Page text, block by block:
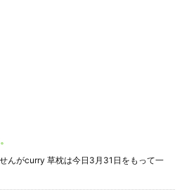
んがcurry 草枕は今日3月31日をもって一